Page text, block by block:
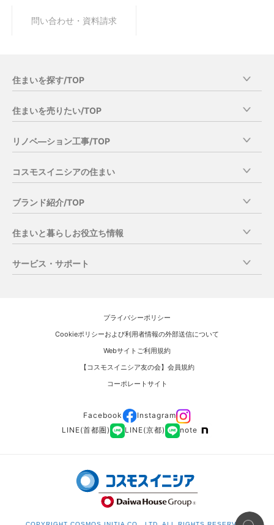
問い合わせ・資料請求
住まいを探す/TOP
エリア他条件から探す
特集から探す
新築マンション・一戸建を探す/TOP
新築ー戸建
中古・リノベ―ションマンションを探す
住まいを売りたい/TOP
当社分譲物件オーナーさま売却特典
コスモスイニシアの売却の強み
マンション直接買取りサービス
住み替え売却サービス一覧
住みながら買取り（リースバック）
賃貸中マンション買取り（オーナーチェンジ）
相続時の売却サービス
売却時のサービス・サポート一覧
中古住宅の売却の流れ
営業エリアのご紹介（営業所紹介）
住みながら買取り（リ―スバック）査定依頼
売却・工事・相続、賃貸、その他ご相談
リノベ―ション工事/TOP
商品の特徴
リノベ―ション工事の流れ
お客さまの声
リノベ―ション工事の事例集
リノベ―ション工事のご相談窓口
コスモスイニシアの住まい
分譲マンション・一戸建供給実績
グッドデザイン賞受賞歴
フォトギャラリー
コスモスイニシアの取り組み
分譲物件マンションライブラリー
総合住まいギャラリー
INITIA＆Renovation_ID
INITIA＆Renovation_LINE
ブランド紹介/TOP
［新築マンション］
イニシア
［アクティブシニア新築マンション］
イニシアグラン
住まいと暮らしお役立ち情報
住まいと暮らしのコンテンツ
中古住宅の購入の流れ
暮らしにまつわる情報 ~KURASHIBA~
購入時のお役立ち記事
リノベーション工事時のお役立ち記事
サービス・サポート
当社分譲物件オーナーさま売却特典
売却時のサービス・サポート
プライバシーポリシー
Cookieポリシーおよび利用者情報の外部送信について
Webサイトご利用規約
【コスモスイニシア友の会】会員規約
コーポレートサイト
Facebook
Instagram
LINE(首都圏)
LINE(京都) note